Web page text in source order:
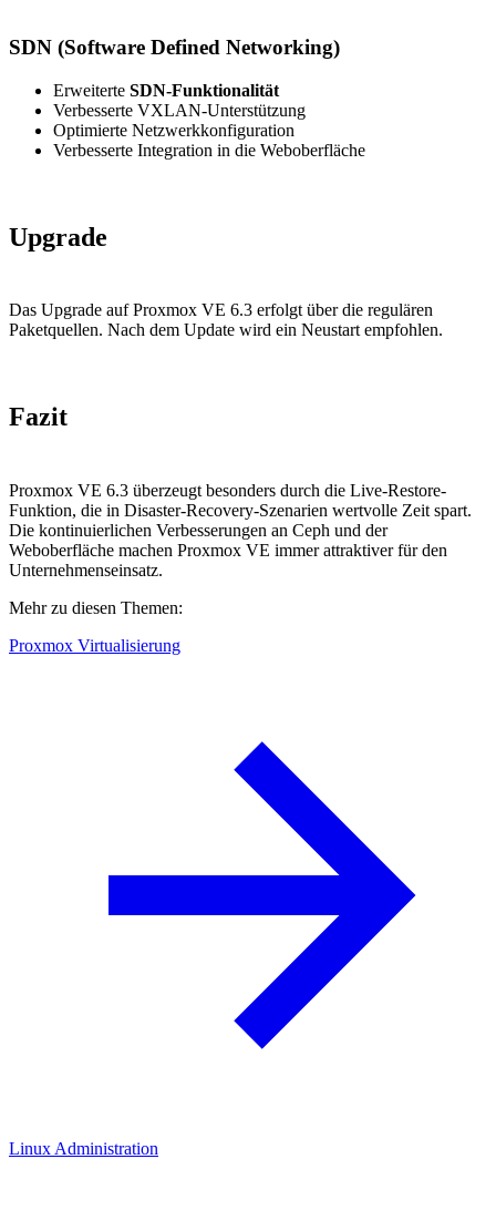
SDN (Software Defined Networking)
Erweiterte SDN-Funktionalität
Verbesserte VXLAN-Unterstützung
Optimierte Netzwerkkonfiguration
Verbesserte Integration in die Weboberfläche
Upgrade
Das Upgrade auf Proxmox VE 6.3 erfolgt über die regulären
Paketquellen. Nach dem Update wird ein Neustart empfohlen.
Fazit
Proxmox VE 6.3 überzeugt besonders durch die Live-Restore-
Funktion, die in Disaster-Recovery-Szenarien wertvolle Zeit spart.
Die kontinuierlichen Verbesserungen an Ceph und der
Weboberfläche machen Proxmox VE immer attraktiver für den
Unternehmenseinsatz.
Mehr zu diesen Themen:
Proxmox Virtualisierung
Linux Administration